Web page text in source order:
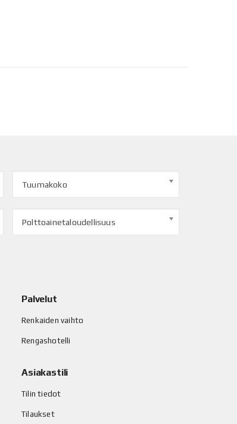
Tuumakoko
Polttoainetaloudellisuus
Palvelut
Renkaiden vaihto
Rengashotelli
Asiakastili
Tilin tiedot
Tilaukset